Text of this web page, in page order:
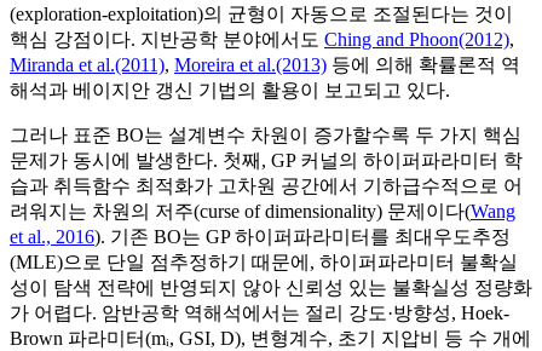
(exploration-exploitation)의 균형이 자동으로 조절된다는 것이
핵심 강점이다. 지반공학 분야에서도 Ching and Phoon(2012),
Miranda et al.(2011), Moreira et al.(2013) 등에 의해 확률론적 역
해석과 베이지안 갱신 기법의 활용이 보고되고 있다.
그러나 표준 BO는 설계변수 차원이 증가할수록 두 가지 핵심
문제가 동시에 발생한다. 첫째, GP 커널의 하이퍼파라미터 학
습과 취득함수 최적화가 고차원 공간에서 기하급수적으로 어
려워지는 차원의 저주(curse of dimensionality) 문제이다(Wang
et al., 2016). 기존 BO는 GP 하이퍼파라미터를 최대우도추정
(MLE)으로 단일 점추정하기 때문에, 하이퍼파라미터 불확실
성이 탐색 전략에 반영되지 않아 신뢰성 있는 불확실성 정량화
가 어렵다. 암반공학 역해석에서는 절리 강도·방향성, Hoek-
Brown 파라미터(mᵢ, GSI, D), 변형계수, 초기 지압비 등 수 개에